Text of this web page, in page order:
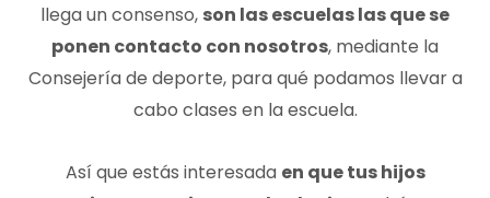
llega un consenso, son las escuelas las que se
ponen contacto con nosotros, mediante la
Consejería de deporte, para qué podamos llevar a
cabo clases en la escuela.
Así que estás interesada en que tus hijos